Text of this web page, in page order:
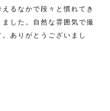
るなかで段々と慣れてき
した。自然な雰囲気で撮
ありがとうございまし